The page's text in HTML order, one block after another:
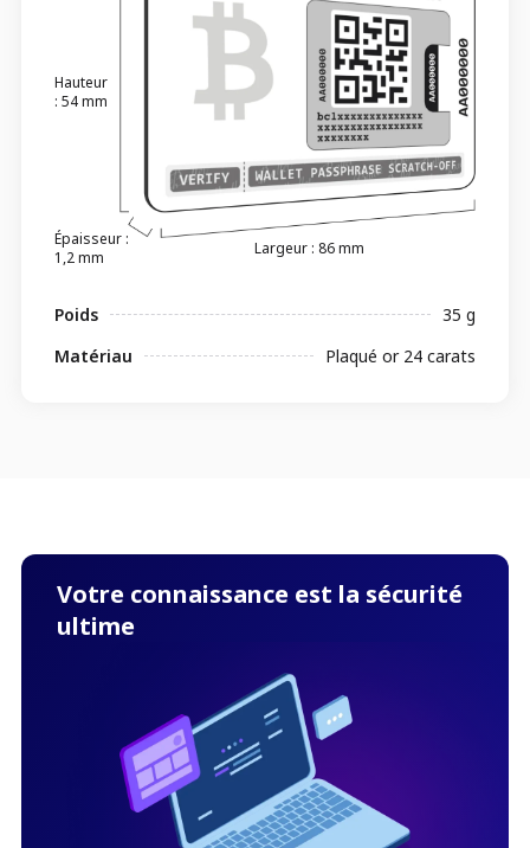
Hauteur
: 54 mm
Épaisseur :
1,2 mm
Largeur : 86 mm
Poids
35 g
Matériau
Plaqué or 24 carats
Votre connaissance est la sécurité
ultime